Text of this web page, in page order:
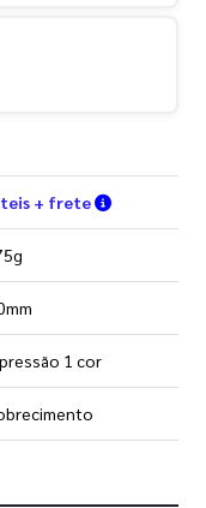
+ frete Verifique
1 cor